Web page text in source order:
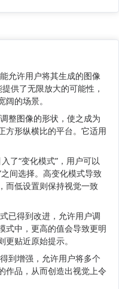
允许用户将其生成的图像
供了无限放大的可能性，
的场景。
整图像的形状，使之成为
方形纵横比的平台。它适用
了“变化模式”，用户可以
之间选择。高变化模式导致
而低设置则保持视觉一致
已得到改进，允许用户调
式中，更高的值会导致更明
贴近原始提示。
到增强，允许用户将多个
作品，从而创造出视觉上令